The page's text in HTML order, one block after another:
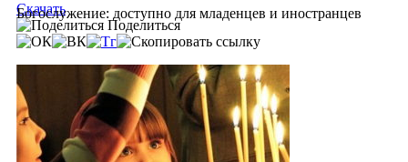
Богослужение: доступно для младенцев и иностранцев
Скачать
Поделиться